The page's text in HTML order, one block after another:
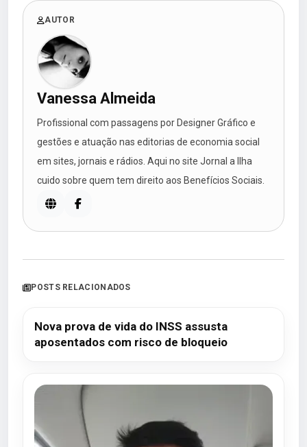
AUTOR
Vanessa Almeida
Profissional com passagens por Designer Gráfico e
gestões e atuação nas editorias de economia social
em sites, jornais e rádios. Aqui no site Jornal a Ilha
cuido sobre quem tem direito aos Benefícios Sociais.
POSTS RELACIONADOS
Nova prova de vida do INSS assusta
aposentados com risco de bloqueio